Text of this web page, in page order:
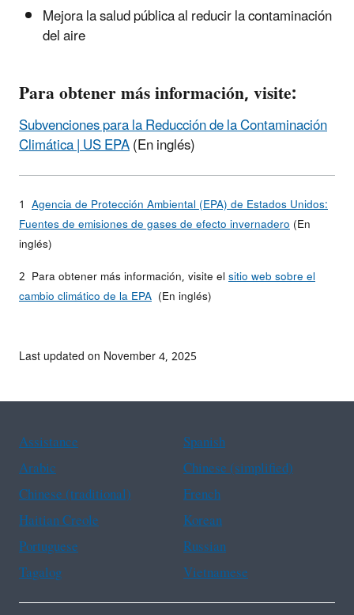
Mejora la salud pública al reducir la contaminación
del aire
Para obtener más información, visite:
Subvenciones para la Reducción de la Contaminación
Climática | US EPA(En inglés)
1 Agencia de Protección Ambiental (EPA) de Estados Unidos:
Fuentes de emisiones de gases de efecto invernadero(En
inglés)
2 Para obtener más información, visite elsitio web sobre el
cambio climático de la EPA (En inglés)
Last updated on November 4, 2025
Assistance
Spanish
Arabic
Chinese (simplified)
Chinese (traditional)
French
Haitian Creole
Korean
Portuguese
Russian
Tagalog
Vietnamese